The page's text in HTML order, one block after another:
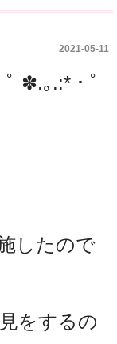
2021-05-11
✽.｡.:*・ﾟ
したので
をするの